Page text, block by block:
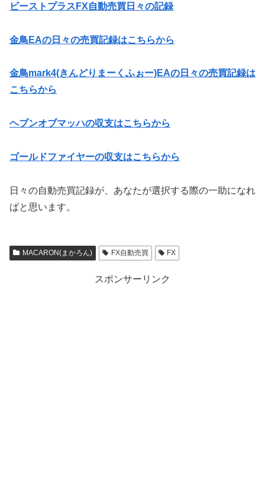
ビーストプラスFX自動売買日々の記録
金鳥EAの日々の売買記録はこちらから
金鳥mark4(きんどりまーくふぉー)EAの日々の売買記録は
こちらから
ヘブンオブマッハの収支はこちらから
ゴールドファイヤーの収支はこちらから
日々の自動売買記録が、あなたが選択する際の一助になれ
ばと思います。
MACARON(まかろん) FX自動売買 FX
スポンサーリンク